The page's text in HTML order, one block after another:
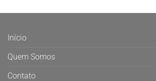
Início
Quem Somos
Contato